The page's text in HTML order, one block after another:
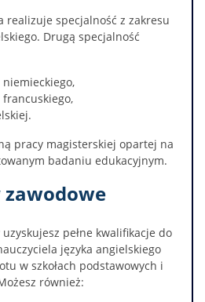
realizuje specjalność z zakresu
Drugą specjalność
pracy magisterskiej opartej na
badaniu edukacyjnym.
pełne kwalifikacje do
języka angielskiego
w szkołach podstawowych i
również: